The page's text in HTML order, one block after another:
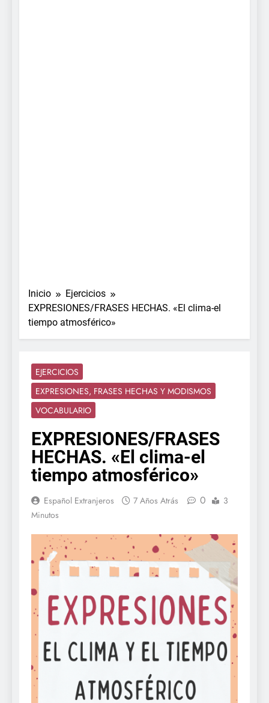
Inicio
Ejercicios
EXPRESIONES/FRASES HECHAS. «El clima-el
tiempo atmosférico»
EJERCICIOS
EXPRESIONES, FRASES HECHAS Y MODISMOS
VOCABULARIO
EXPRESIONES/FRASES
HECHAS. «El clima-el
tiempo atmosférico»
Español Extranjeros 7 Años Atrás 0
3
Minutos